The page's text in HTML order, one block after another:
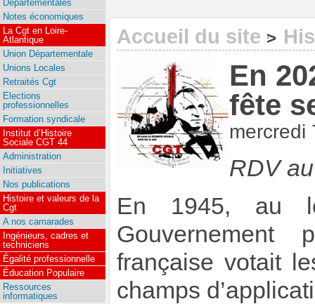
Accueil du site >
En
fête
mercredi
RDV
En 1945, au
Gouvernement
française votait
champs
Départementales
Notes économiques
La Cgt en Loire-
Atlantique
Union Départementale
Unions Locales
Retraités Cgt
Elections
professionnelles
Formation syndicale
Institut d’Histoire
Sociale CGT 44
Administration
Initiatives
Nos publications
Histoire et valeurs de la
Cgt
A nos camarades
Ingénieurs, cadres et
techniciens
Égalité professionnelle
Éducation Populaire
Ressources
informatiques